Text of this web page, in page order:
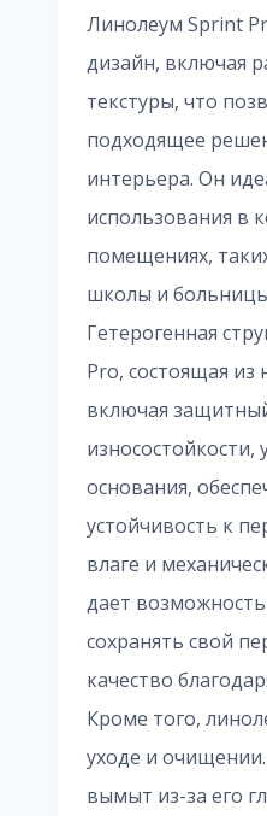
Линолеум Sprint
дизайн, включая
текстуры, что
подходящее
интерьера. Он
использования в
помещениях,
школы и
Гетерогенная
Pro, состоящая из
включая
износостойкости,
основания,
устойчивость к
влаге и
дает
сохранять свой
качество
Кроме того,
уходе и
вымыт из-за его